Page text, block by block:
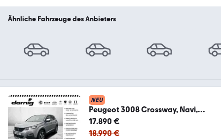
Ähnliche Fahrzeuge des Anbieters
NEU
Peugeot 3008 Crossway, Navi,
AHK, SHZ
17.890 €
18.990 €